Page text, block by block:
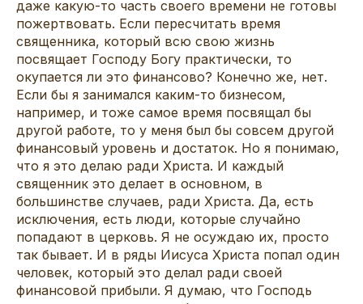
даже какую-то часть своего времени не готовы
пожертвовать. Если пересчитать время
священника, который всю свою жизнь
посвящает Господу Богу практически, то
окупается ли это финансово? Конечно же, нет.
Если бы я занимался каким-то бизнесом,
например, и тоже самое время посвящал бы
другой работе, то у меня был бы совсем другой
финансовый уровень и достаток. Но я понимаю,
что я это делаю ради Христа. И каждый
священник это делает в основном, в
большинстве случаев, ради Христа. Да, есть
исключения, есть люди, которые случайно
попадают в церковь. Я не осуждаю их, просто
так бывает. И в ряды Иисуса Христа попал один
человек, который это делал ради своей
финансовой прибыли. Я думаю, что Господь